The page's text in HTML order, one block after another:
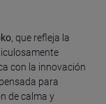
, que refleja la
con la innovación
para
de calma y